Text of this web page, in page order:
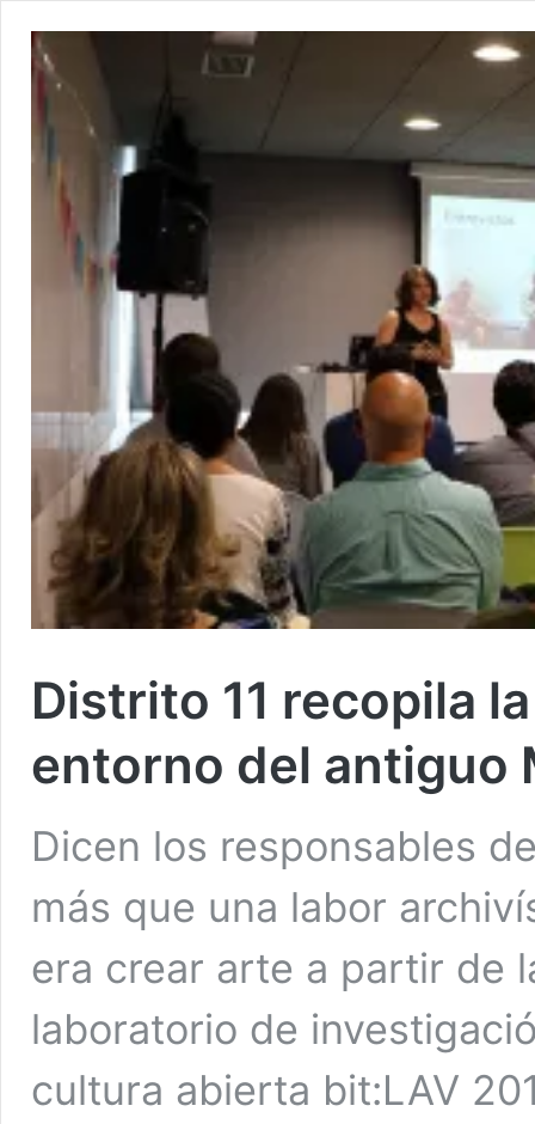
Distrito 11 recopila
entorno del antiguo
Dicen los responsables
más que una labor
era crear arte a partir de
laboratorio de
cultura abierta bit:LAV